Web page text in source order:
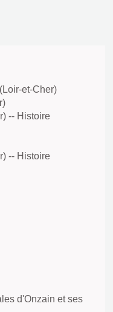
et-Cher)
-- Histoire
-- Histoire
d'Onzain et ses